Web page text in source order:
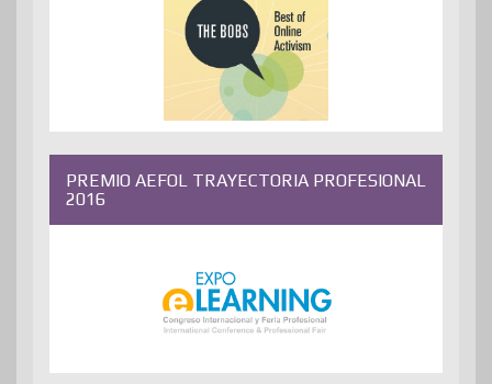
PREMIO AEFOL TRAYECTORIA PROFESIONAL
2016